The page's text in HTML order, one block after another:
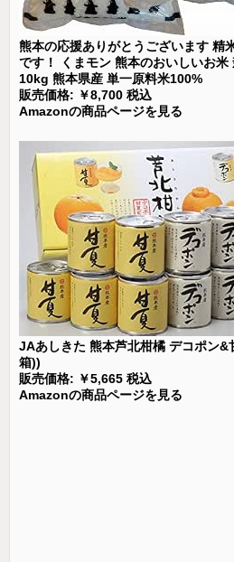
熊本の応援ありがとうございます 精
です！ くまモン 熊本のおいしいお
10kg 熊本県産 単一原料米100%
販売価格: ￥8,700 税込
Amazonの商品ページを見る
JAあしきた 熊本芦北柑橘 デコポン
箱))
販売価格: ￥5,665 税込
Amazonの商品ページを見る